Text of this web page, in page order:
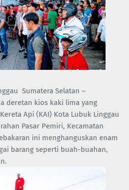
Sumatera Selatan –
deretan kios kaki lima yang
Api (KAI) Kota Lubuk Linggau
Pasar Pemiri, Kecamatan
ini menghanguskan enam
barang seperti buah-buahan,